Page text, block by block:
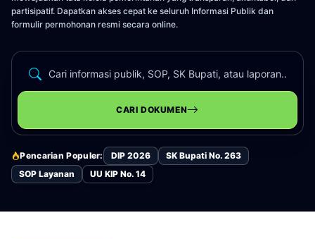
partisipatif. Dapatkan akses cepat ke seluruh Informasi Publik dan
formulir permohonan resmi secara online.
CARI DOKUMEN
Pencarian Populer: DIP 2026
SK Bupati No. 263
SOP Layanan
UU KIP No. 14